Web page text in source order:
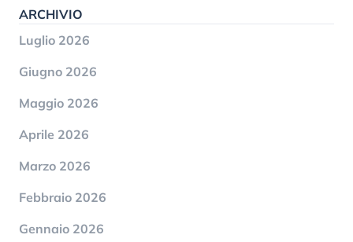
ARCHIVIO
Luglio 2026
Giugno 2026
Maggio 2026
Aprile 2026
Marzo 2026
Febbraio 2026
Gennaio 2026